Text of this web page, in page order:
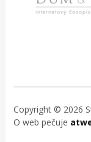
Copyright © 2026
O web pečuje